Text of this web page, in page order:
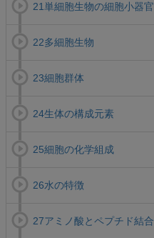
21単細胞生物の細胞小器官
22多細胞生物
23細胞群体
24生体の構成元素
25細胞の化学組成
26水の特徴
27アミノ酸とペプチド結合